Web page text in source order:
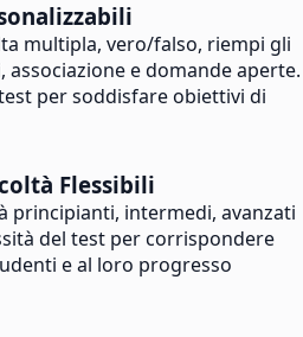
multipla, vero/falso, riempi gli
e domande aperte.
per soddisfare obiettivi di
Flessibili
principianti, intermedi, avanzati
del test per corrispondere
e al loro progresso